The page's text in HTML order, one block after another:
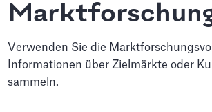
Verwenden Sie die
Informationen über Zielmärkte oder
sammeln.